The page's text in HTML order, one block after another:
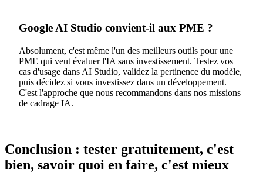
Google AI Studio convient-il aux PME ?
Absolument, c'est même l'un des meilleurs outils pour une
PME qui veut évaluer l'IA sans investissement. Testez vos
cas d'usage dans AI Studio, validez la pertinence du modèle,
puis décidez si vous investissez dans un développement.
C'est l'approche que nous recommandons dans nos missions
de cadrage IA.
Conclusion : tester gratuitement, c'est
bien, savoir quoi en faire, c'est mieux